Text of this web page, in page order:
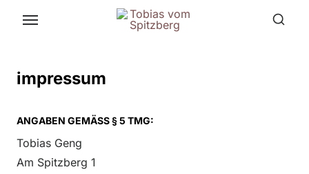
impressum
ANGABEN GEMÄSS § 5 TMG:
Tobias Geng
Am Spitzberg 1